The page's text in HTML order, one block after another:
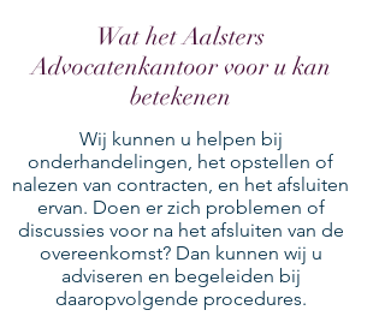
Wat het Aalsters
Advocatenkantoor voor u kan
betekenen
Wij kunnen u helpen bij
onderhandelingen, het opstellen of
nalezen van contracten, en het afsluiten
ervan. Doen er zich problemen of
discussies voor na het afsluiten van de
overeenkomst? Dan kunnen wij u
adviseren en begeleiden bij
daaropvolgende procedures.